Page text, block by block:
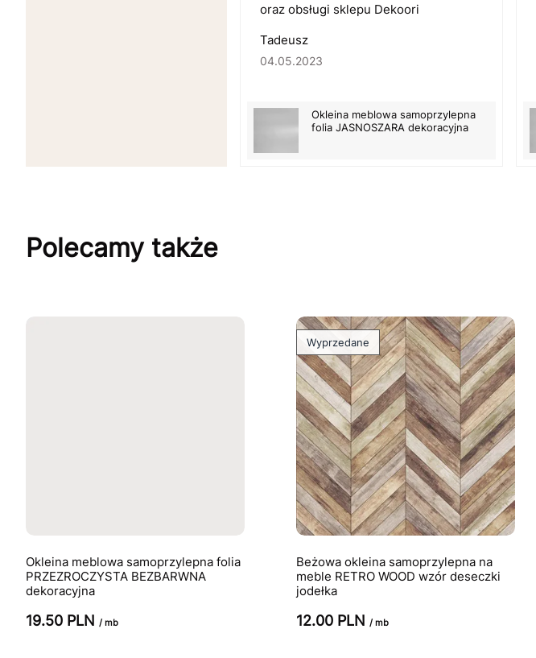
oraz obsługi sklepu Dekoori
Tadeusz
04.05.2023
Okleina meblowa samoprzylepna
folia JASNOSZARA dekoracyjna
Polecamy także
Okleina meblowa samoprzylepna folia
PRZEZROCZYSTA BEZBARWNA
dekoracyjna
19.50 PLN / mb
Wyprzedane
Beżowa okleina samoprzylepna na
meble RETRO WOOD wzór deseczki
jodełka
12.00 PLN / mb